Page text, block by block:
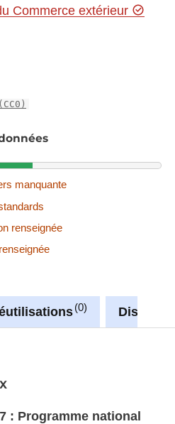
Commerce extérieur
manquante
renseignée
0
: Programme national